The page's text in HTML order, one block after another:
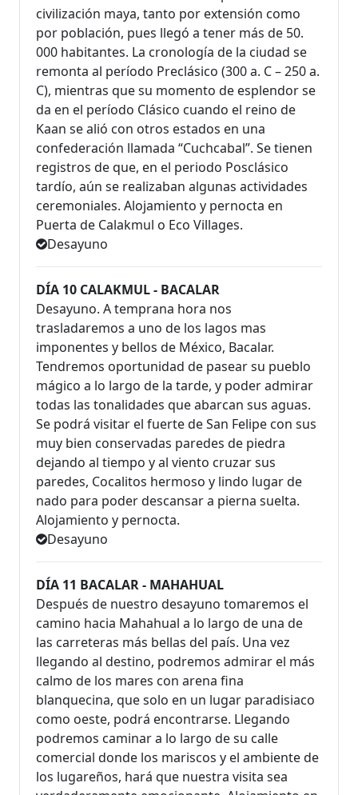
civilización maya, tanto por extensión como
por población, pues llegó a tener más de 50.
000 habitantes. La cronología de la ciudad se
remonta al período Preclásico (300 a. C – 250 a.
C), mientras que su momento de esplendor se
da en el período Clásico cuando el reino de
Kaan se alió con otros estados en una
confederación llamada “Cuchcabal”. Se tienen
registros de que, en el periodo Posclásico
tardío, aún se realizaban algunas actividades
ceremoniales. Alojamiento y pernocta en
Puerta de Calakmul o Eco Villages.
Desayuno
DÍA 10 CALAKMUL - BACALAR
Desayuno. A temprana hora nos
trasladaremos a uno de los lagos mas
imponentes y bellos de México, Bacalar.
Tendremos oportunidad de pasear su pueblo
mágico a lo largo de la tarde, y poder admirar
todas las tonalidades que abarcan sus aguas.
Se podrá visitar el fuerte de San Felipe con sus
muy bien conservadas paredes de piedra
dejando al tiempo y al viento cruzar sus
paredes, Cocalitos hermoso y lindo lugar de
nado para poder descansar a pierna suelta.
Alojamiento y pernocta.
Desayuno
DÍA 11 BACALAR - MAHAHUAL
Después de nuestro desayuno tomaremos el
camino hacia Mahahual a lo largo de una de
las carreteras más bellas del país. Una vez
llegando al destino, podremos admirar el más
calmo de los mares con arena fina
blanquecina, que solo en un lugar paradisiaco
como oeste, podrá encontrarse. Llegando
podremos caminar a lo largo de su calle
comercial donde los mariscos y el ambiente de
los lugareños, hará que nuestra visita sea